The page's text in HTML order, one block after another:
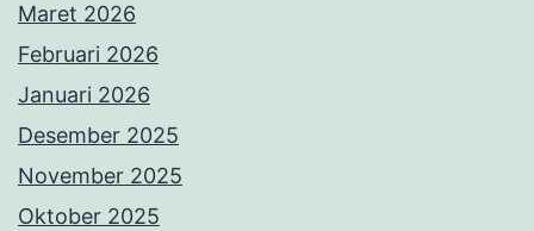
Maret 2026
Februari 2026
Januari 2026
Desember 2025
November 2025
Oktober 2025